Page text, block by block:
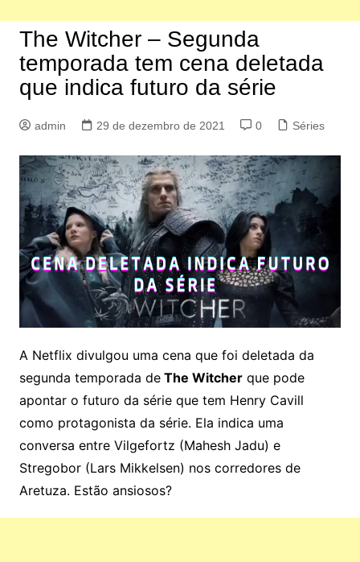
The Witcher – Segunda
temporada tem cena deletada
que indica futuro da série
admin 29 de dezembro de 2021 0 Séries
A Netflix divulgou uma cena que foi deletada da
segunda temporada deThe Witcherque pode
apontar o futuro da série que tem Henry Cavill
como protagonista da série. Ela indica uma
conversa entre Vilgefortz (Mahesh Jadu) e
Stregobor (Lars Mikkelsen) nos corredores de
Aretuza. Estão ansiosos?